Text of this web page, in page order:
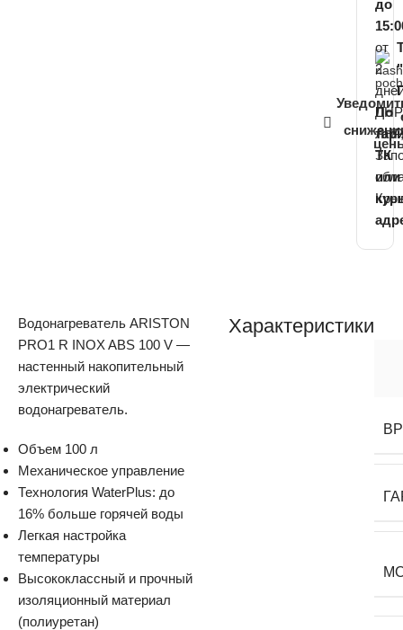
до
от
2
По
ТК
или
Водонагреватель ARISTON
PRO1 R INOX ABS 100 V —
настенный накопительный
электрический
водонагреватель.
Объем 100 л
Механическое управление
Технология WaterPlus: до
16% больше горячей воды
Легкая настройка
температуры
Высококлассный и прочный
изоляционный материал
(полиуретан)
Характеристики